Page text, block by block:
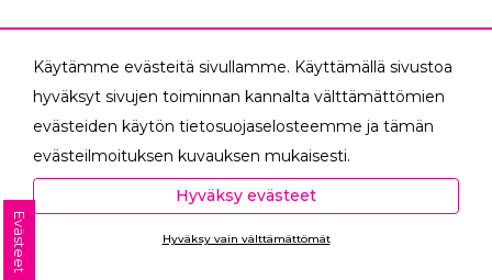
-12% -28%
Käytämme evästeitä sivullamme. Käyttämällä sivustoa
hyväksyt sivujen toiminnan kannalta välttämättömien
evästeiden käytön tietosuojaselosteemme ja tämän
evästeilmoituksen kuvauksen mukaisesti.
Hyväksyessäsi analytiikka- ja markkinointievästeet
autat meitä mittaamaan ja analysoimaan
verkkosivumme toimintaa ja käyttöä (Analytiikka ja
Hyväksy evästeet
Hyväksy vain välttämättömät
Evästeet